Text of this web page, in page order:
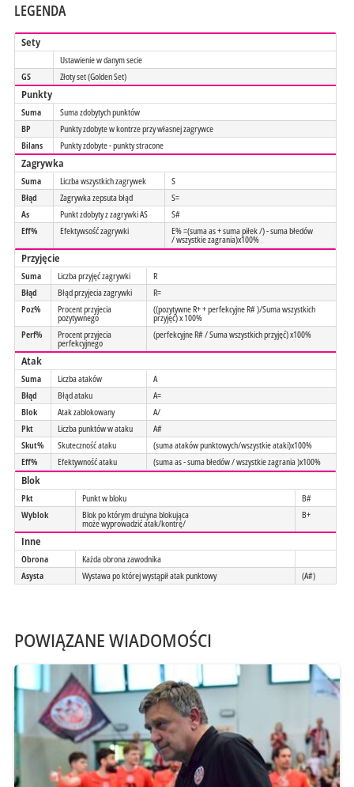
LEGENDA
Sety
Ustawienie w danym secie
GS
Złoty set (Golden Set)
Punkty
Suma
Suma zdobytych punktów
BP
Punkty zdobyte w kontrze przy własnej zagrywce
Bilans
Punkty zdobyte - punkty stracone
Zagrywka
Suma Liczba wszystkich zagrywek
S
Błąd
Zagrywka zepsuta błąd
S=
As
Punkt zdobyty z zagrywki AS
S#
Eff%
Efektywsość zagrywki E% =(suma as + suma piłek /) - suma błedów
/ wszystkie zagrania)x100%
Przyjęcie
Suma Liczba przyjęć zagrywki
R
Błąd
Błąd przyjecia zagrywki
R=
Poz%
Procent przyjecia
pozytywnego
((pozytywne R+ + perfekcyjne R# )/Suma wszystkich
przyjęć) x 100%
Perf%
Procent przyjecia
perfekcyjnego
(perfekcyjne R# / Suma wszystkich przyjęć) x100%
Atak
Suma Liczba ataków
A
Błąd
Błąd ataku
A=
Blok
Atak zablokowany
A/
Pkt
Liczba punktów w ataku
A#
Skut%
Skuteczność ataku
(suma ataków punktowych/wszystkie ataki)x100%
Eff%
Efektywność ataku (suma as - suma błedów / wszystkie zagrania )x100%
Blok
Pkt Punkt w bloku
B#
Wyblok
Blok po którym drużyna blokująca
może wyprowadzić atak/kontrę/
B+
Inne
Obrona
Każda obrona zawodnika
Asysta
Wystawa po której wystąpił atak punktowy (A#)
POWIĄZANE WIADOMOŚCI